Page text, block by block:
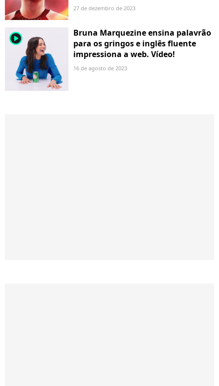
27 de dezembro de 2023
player2
Bruna Marquezine ensina palavrão
para os gringos e inglês fluente
impressiona a web. Vídeo!
16 de agosto de 2023